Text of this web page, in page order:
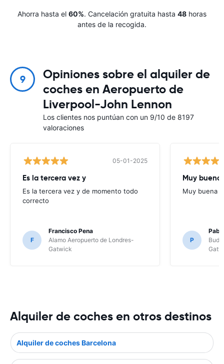
Ahorra hasta el 60%. Cancelación gratuita hasta 48 horas
antes de la recogida.
9
Opiniones sobre el alquiler de
coches en Aeropuerto de
Liverpool-John Lennon
Los clientes nos puntúan con un 9/10 de 8197
valoraciones
05-01-2025
Es la tercera vez y
Es la tercera vez y de momento todo
correcto
F
Francisco Pena
Alamo Aeropuerto de Londres-
Gatwick
Muy
Muy buena
P
Alquiler de coches en otros destinos
Alquiler de coches Barcelona